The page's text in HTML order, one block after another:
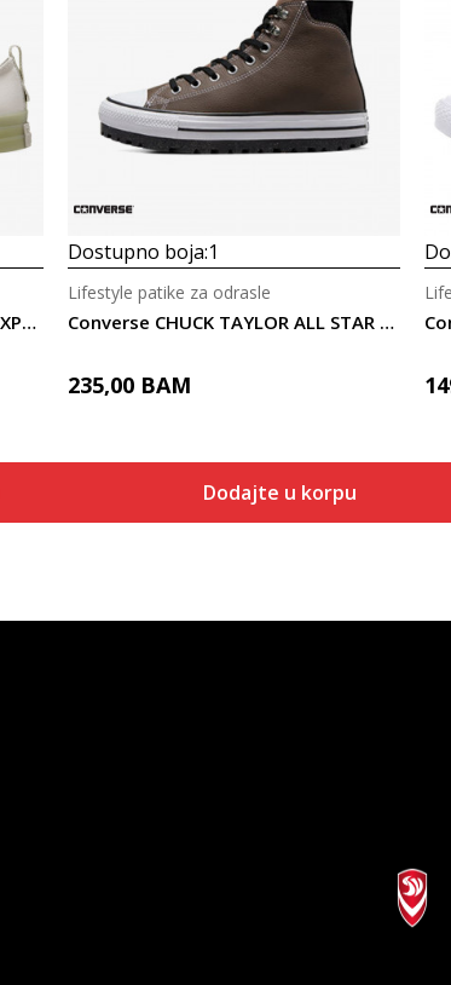
Converse CHUCK TAYLOR AS CX EXPLORE
Dostupno boja:1
Converse CHUCK TAYLOR ALL STAR CITY TREK WATERPRO
Lifestyle patike za odrasle
235,00 BAM
Dodajte u korpu